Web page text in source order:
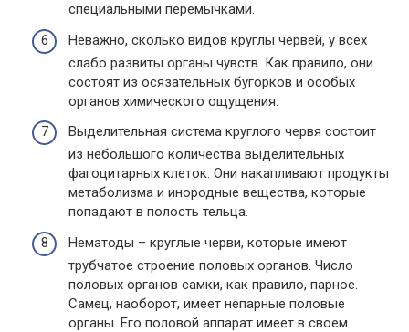
специальными перемычками.
Неважно, сколько видов круглы червей, у всех
слабо развиты органы чувств. Как правило, они
состоят из осязательных бугорков и особых
органов химического ощущения.
Выделительная система круглого червя состоит
из небольшого количества выделительных
фагоцитарных клеток. Они накапливают продукты
метаболизма и инородные вещества, которые
попадают в полость тельца.
Нематоды – круглые черви, которые имеют
трубчатое строение половых органов. Число
половых органов самки, как правило, парное.
Самец, наоборот, имеет непарные половые
органы. Его половой аппарат имеет в своем